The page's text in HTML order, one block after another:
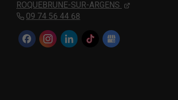
ROQUEBRUNE-SUR-ARGENS
09 74 56 44 68